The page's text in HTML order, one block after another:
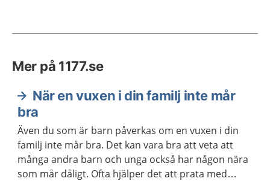
Mer på 1177.se
När en vuxen i din familj inte mår
bra
Även du som är barn påverkas om en vuxen i din
familj inte mår bra. Det kan vara bra att veta att
många andra barn och unga också har någon nära
som mår dåligt. Ofta hjälper det att prata med